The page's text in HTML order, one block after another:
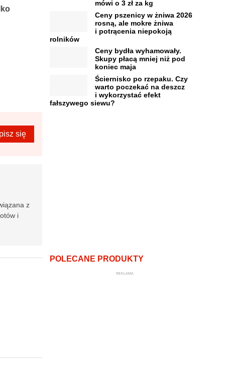
się
z
i
mówi o 3 zł za kg
Ceny pszenicy w żniwa 2026
rosną, ale mokre żniwa
i potrącenia niepokoją
rolników
Ceny bydła wyhamowały.
Skupy płacą mniej niż pod
koniec maja
Ściernisko po rzepaku. Czy
warto poczekać na deszcz
i wykorzystać efekt
fałszywego siewu?
POLECANE PRODUKTY
REKLAMA